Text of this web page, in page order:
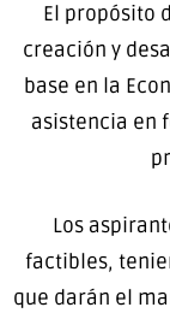
El propósito
creación y
base en la
asistencia en
Los
factibles,
que darán el